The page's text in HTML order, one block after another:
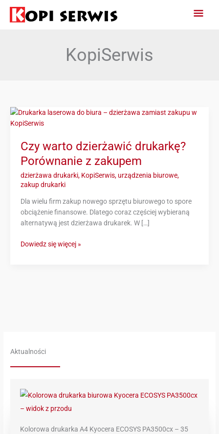
KopiSerwis
Czy warto dzierżawić drukarkę?
Porównanie z zakupem
dzierżawa drukarki, KopiSerwis, urządzenia biurowe,
zakup drukarki
Dla wielu firm zakup nowego sprzętu biurowego to spore
obciążenie finansowe. Dlatego coraz częściej wybieraną
alternatywą jest dzierżawa drukarek. W […]
Czy
warto
drukarkę?
Porównanie
z
zakupem
Dowiedz się więcej »
Aktualności
Kolorowa drukarka A4 Kyocera ECOSYS PA3500cx – 35